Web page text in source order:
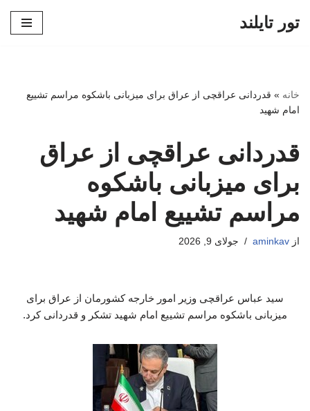
تور تایلند
خانه » قدردانی عراقچی از عراق برای میزبانی باشکوه مراسم تشییع
امام شهید
قدردانی عراقچی از عراق
برای میزبانی باشکوه
مراسم تشییع امام شهید
از aminkav جولای 9, 2026
سید عباس عراقچی وزیر امور خارجه کشورمان از عراق برای
میزبانی باشکوه مراسم تشییع امام شهید تشکر و قدردانی کرد.